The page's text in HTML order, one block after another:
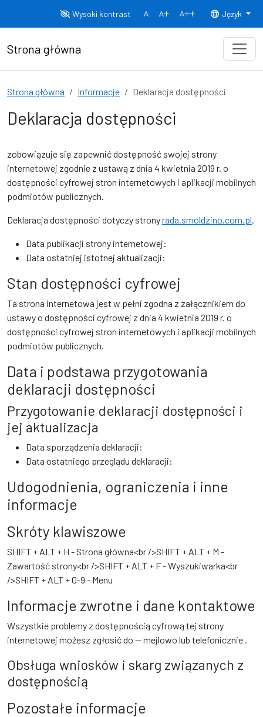
Wysoki kontrast
Normalny rozmiar czcionki
Rozmiar czcionki 150% Rozmiar
Język
Strona główna
Strona główna Informacje Deklaracja dostępności
Deklaracja dostępności
zobowiązuje się zapewnić dostępność swojej strony
internetowej zgodnie z ustawą z dnia 4 kwietnia 2019 r. o
dostępności cyfrowej stron internetowych i aplikacji mobilnych
podmiotów publicznych.
Deklaracja dostępności dotyczy stronyrada.smoldzino.com.pl.
Data publikacji strony internetowej:
Data ostatniej istotnej aktualizacji:
Stan dostępności cyfrowej
Ta strona internetowa jest w pełni zgodna z załącznikiem do
ustawy o dostępności cyfrowej z dnia 4 kwietnia 2019 r. o
dostępności cyfrowej stron internetowych i aplikacji mobilnych
podmiotów publicznych.
Data i podstawa przygotowania
deklaracji dostępności
Przygotowanie deklaracji dostępności i
jej aktualizacja
Data sporządzenia deklaracji:
Data ostatniego przeglądu deklaracji:
Udogodnienia, ograniczenia i inne
informacje
Skróty klawiszowe
SHIFT + ALT + H - Strona główna<br />SHIFT + ALT + M -
Zawartość strony<br />SHIFT + ALT + F - Wyszukiwarka<br
/>SHIFT + ALT + 0-9 - Menu
Informacje zwrotne i dane kontaktowe
Wszystkie problemy z dostępnością cyfrową tej strony
internetowej możesz zgłosić do — mejlowo lub telefonicznie .
Obsługa wniosków i skarg związanych z
dostępnością
Pozostałe informacje